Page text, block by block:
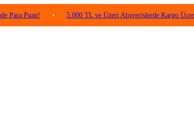
Puan! • 5.000 TL ve Üzeri Alışverişlerde Kargo Ücretsiz!